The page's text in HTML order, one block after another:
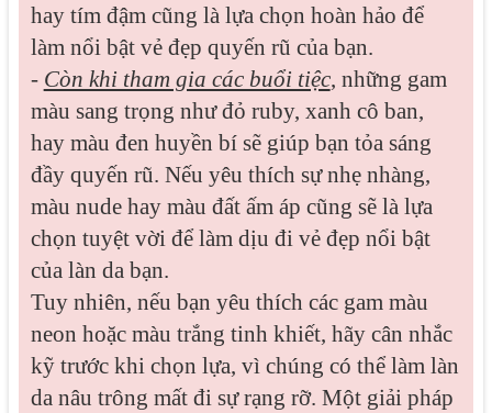
hay tím đậm cũng là lựa chọn hoàn hảo để
làm nổi bật vẻ đẹp quyến rũ của bạn.
- Còn khi tham gia các buổi tiệc, những gam
màu sang trọng như đỏ ruby, xanh cô ban,
hay màu đen huyền bí sẽ giúp bạn tỏa sáng
đầy quyến rũ. Nếu yêu thích sự nhẹ nhàng,
màu nude hay màu đất ấm áp cũng sẽ là lựa
chọn tuyệt vời để làm dịu đi vẻ đẹp nổi bật
của làn da bạn.
Tuy nhiên, nếu bạn yêu thích các gam màu
neon hoặc màu trắng tinh khiết, hãy cân nhắc
kỹ trước khi chọn lựa, vì chúng có thể làm làn
da nâu trông mất đi sự rạng rỡ. Một giải pháp